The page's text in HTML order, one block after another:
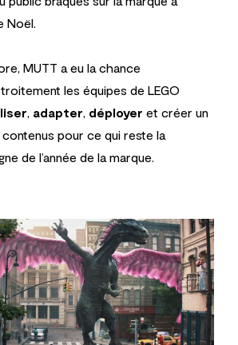
Noël.
MUTT a eu la chance
les équipes de LEGO
adapter déployer et créer un
pour ce qui reste la
de l’année de la marque.